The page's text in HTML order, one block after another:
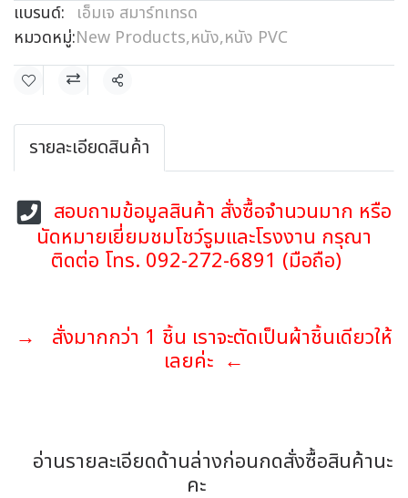
แบรนด์: เอ็มเจ สมาร์ทเทรด
หมวดหมู่:New Products,หนัง,หนัง PVC
แชร์
รายละเอียดสินค้า
สอบถามข้อมูลสินค้า สั่งซื้อจำนวนมาก หรือ
นัดหมายเยี่ยมชมโชว์รูมและโรงงาน กรุณา
ติดต่อ โทร. 092-272-6891 (มือถือ)
→ สั่งมากกว่า 1 ชิ้น เราจะตัดเป็นผ้าชิ้นเดียวให้
เลยค่ะ ←
อ่านรายละเอียดด้านล่างก่อนกดสั่งซื้อสินค้านะ
คะ